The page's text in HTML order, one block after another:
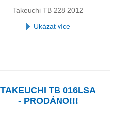
Takeuchi TB 228 2012
Ukázat více
TAKEUCHI TB 016LSA
- PRODÁNO!!!